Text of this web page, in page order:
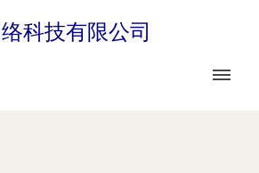
科技有限公司